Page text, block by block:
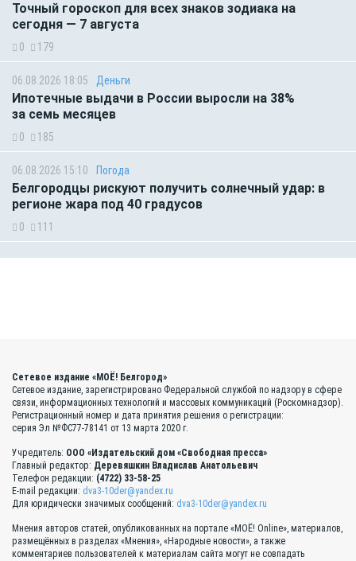
Точный гороскоп для всех знаков зодиака на
сегодня — 7 августа
0 179
06.08.2026 18:05 Деньги
Ипотечные выдачи в России выросли на 38%
за семь месяцев
0 185
06.08.2026 15:10 Погода
Белгородцы рискуют получить солнечный удар: в
регионе жара под 40 градусов
0 111
Сетевое издание «МОЁ! Белгород»
Сетевое издание, зарегистрировано Федеральной службой по надзору в сфере
связи, информационных технологий и массовых коммуникаций (Роскомнадзор).
Регистрационный номер и дата принятия решения о регистрации:
серия Эл №ФС77-78141 от 13 марта 2020 г.
Учредитель: ООО «Издательский дом «Свободная пресса»
Главный редактор: Деревяшкин Владислав Анатольевич
Телефон редакции: (4722) 33-58-25
E-mail редакции: dva3-10der@yandex.ru
Для юридически значимых сообщений: dva3-10der@yandex.ru
Мнения авторов статей, опубликованных на портале «МОЁ! Online», материалов,
размещённых в разделах «Мнения», «Народные новости», а также
комментариев пользователей к материалам сайта могут не совпадать